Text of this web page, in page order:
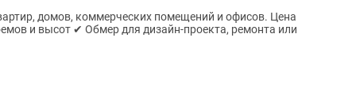
домов, коммерческих помещений и офисов. Цена